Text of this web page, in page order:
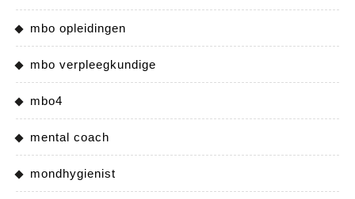
mbo opleidingen
mbo verpleegkundige
mbo4
mental coach
mondhygienist